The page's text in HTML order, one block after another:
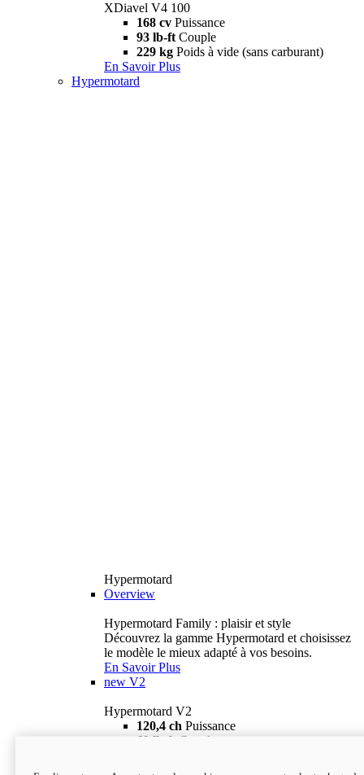
XDiavel V4 100
168 cv Puissance
93 lb-ft Couple
229 kg Poids à vide (sans carburant)
En Savoir Plus
Hypermotard
Hypermotard
Overview
Hypermotard Family : plaisir et style
Découvrez la gamme Hypermotard et choisissez
le modèle le mieux adapté à vos besoins.
En Savoir Plus
new V2
Hypermotard V2
120,4 ch Puissance
69 lb-ft
Couple
18 895 $